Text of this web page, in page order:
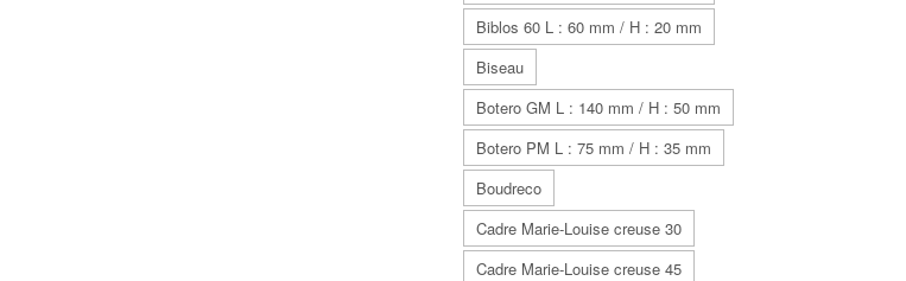
Biblos 60 L : 60 mm / H : 20 mm
Biseau
Botero GM L : 140 mm / H : 50 mm
Botero PM L : 75 mm / H : 35 mm
Boudreco
Cadre Marie-Louise creuse 30
Cadre Marie-Louise creuse 45